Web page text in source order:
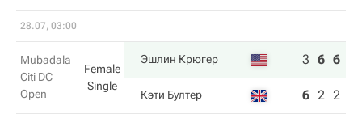
28.07, 03:00
Mubadala
Citi DC
Open
Female
Single
Эшлин Крюгер 3 6 6
Кэти Бултер 6 2 2